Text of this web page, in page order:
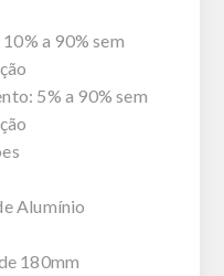
a 90% sem
5% a 90% sem
Alumínio
180mm